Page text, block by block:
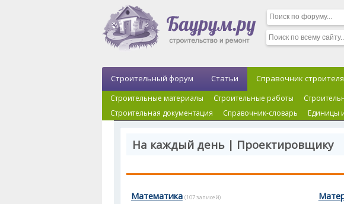
Строительный форум Статьи Справочник строителя
Строительные материалы Строительные работы
Строительная документация
Справочник-словарь Единицы
На каждый день | Проектировщику
Математика (107 записей)